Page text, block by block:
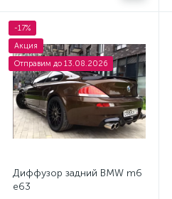
-17%
Акция
Отправим до 13.08.2026
Диффузор задний BMW m6
e63